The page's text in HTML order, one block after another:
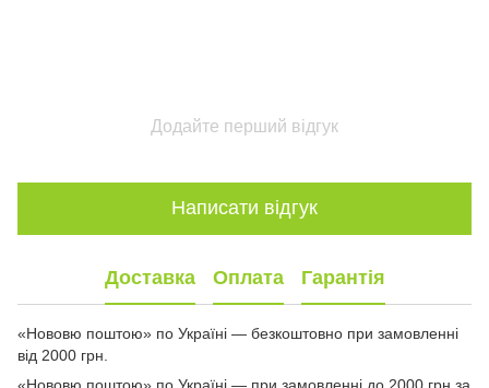
Додайте перший відгук
Написати відгук
Доставка Оплата Гарантія
«Нововю поштою» по Україні — безкоштовно при замовленні
від 2000 грн.
«Нововю поштою» по Україні — при замовленні до 2000 грн за